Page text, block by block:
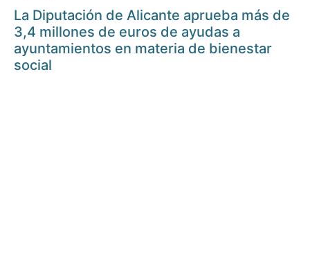
La Diputación de Alicante aprueba más de
3,4 millones de euros de ayudas a
ayuntamientos en materia de bienestar
social